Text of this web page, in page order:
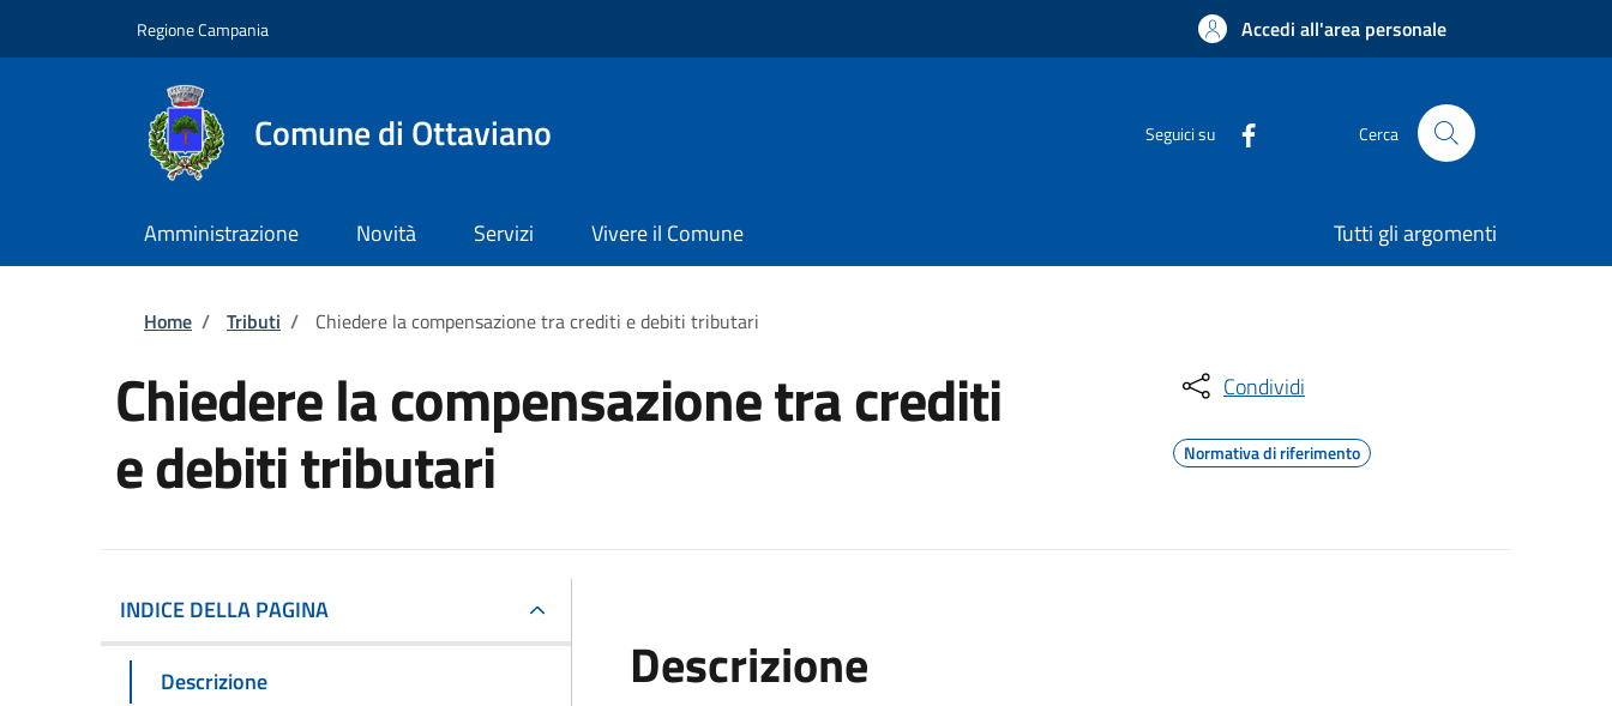
Regione Campania Accedi all'area personale
Comune di Ottaviano Seguici su Cerca
Amministrazione Novità Servizi Vivere il Comune Tutti gli argomenti
Briciole di pane
Home / Tributi / Chiedere la compensazione tra crediti e debiti tributari
Chiedere la compensazione tra crediti
e debiti tributari
Condividi
Normativa di riferimento
INDICE DELLA PAGINA
Descrizione
Descrizione